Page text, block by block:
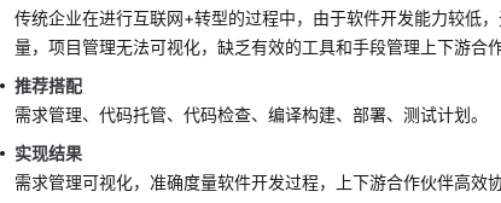
传统企业在进行互联网+转型的过程中，由于软件开发能力较低
量，项目管理无法可视化，缺乏有效的工具和手段管理上下游合
推荐搭配
需求管理、代码托管、代码检查、编译构建、部署、测试计划。
实现结果
需求管理可视化，准确度量软件开发过程，上下游合作伙伴高效协